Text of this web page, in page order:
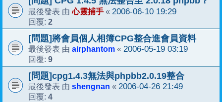
最後發表 由心靈捕手 « 2006-06-10 19:29
回覆: 2
[問題]將會員個人相簿CPG整合進會員資料
最後發表 由 airphantom « 2006-05-19 03:19
回覆: 9
[問題]cpg1.4.3無法與phpbb2.0.19整合
最後發表 由 shengnan « 2006-04-26 21:49
回覆: 4